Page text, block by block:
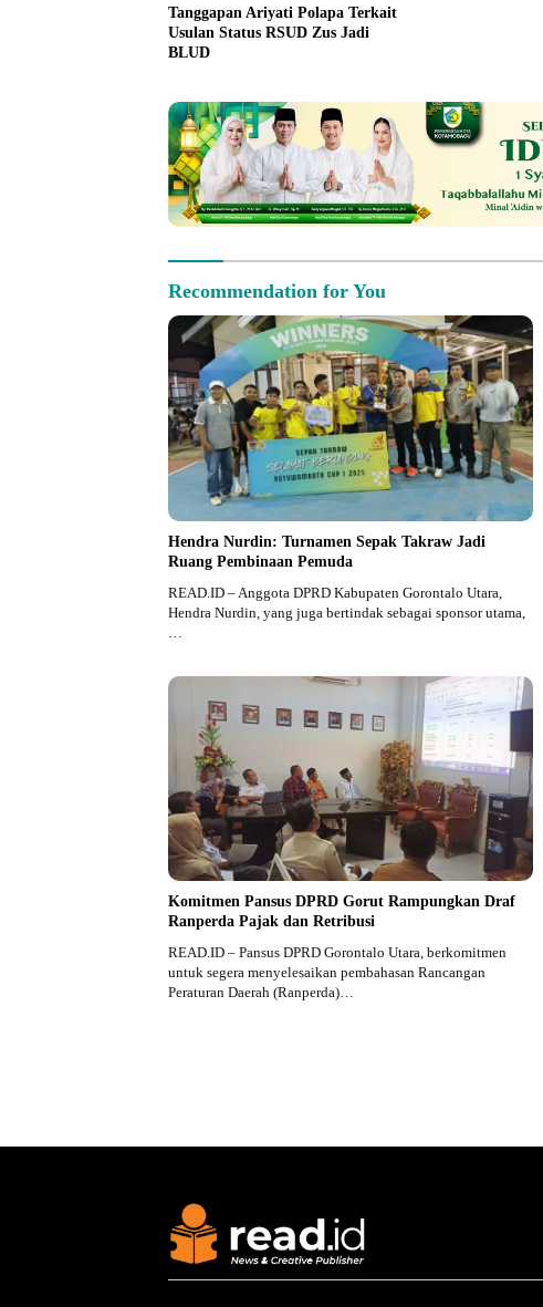
Tanggapan Ariyati Polapa Terkait
Usulan Status RSUD Zus Jadi
BLUD
Recommendation for You
Hendra Nurdin: Turnamen Sepak Takraw Jadi
Ruang Pembinaan Pemuda
READ.ID – Anggota DPRD Kabupaten Gorontalo Utara,
Hendra Nurdin, yang juga bertindak sebagai sponsor utama,
Komitmen Pansus DPRD Gorut Rampungkan Draf
Ranperda Pajak dan Retribusi
READ.ID – Pansus DPRD Gorontalo Utara, berkomitmen
untuk segera menyelesaikan pembahasan Rancangan
Peraturan Daerah (Ranperda)…